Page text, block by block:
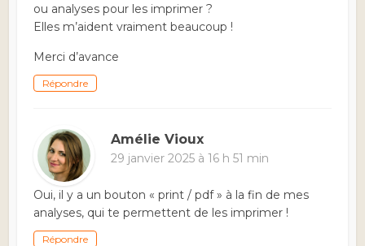
ou analyses pour les imprimer ?
Elles m’aident vraiment beaucoup !
Merci d’avance
Répondre
Amélie Vioux
29 janvier 2025 à 16 h 51 min
Oui, il y a un bouton « print / pdf » à la fin de mes
analyses, qui te permettent de les imprimer !
Répondre